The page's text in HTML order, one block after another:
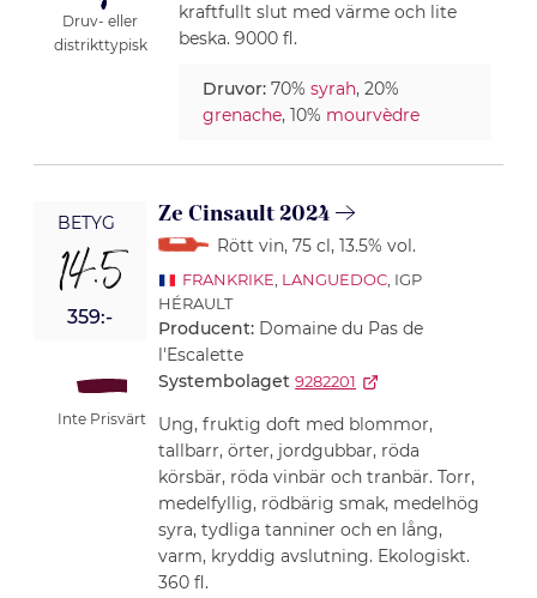
Druv- eller
distrikttypisk
kraftfullt slut med värme och lite
beska. 9000 fl.
Druvor:70%syrah, 20%
grenache, 10% mourvèdre
BETYG
14.5
359:-
Inte Prisvärt
Ze Cinsault 2024
Rött vin, 75 cl, 13.5% vol.
FRANKRIKE LANGUEDOC, IGP
HÉRAULT
Producent: Domaine du Pas de
l'Escalette
Systembolaget 9282201
Ung, fruktig doft med blommor,
tallbarr, örter, jordgubbar, röda
körsbär, röda vinbär och tranbär. Torr,
medelfyllig, rödbärig smak, medelhög
syra, tydliga tanniner och en lång,
varm, kryddig avslutning. Ekologiskt.
360 fl.